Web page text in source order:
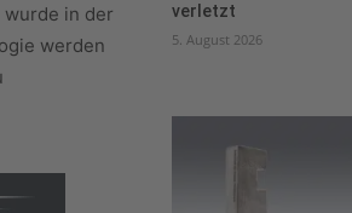
in der
werden
verletzt
5. August 2026